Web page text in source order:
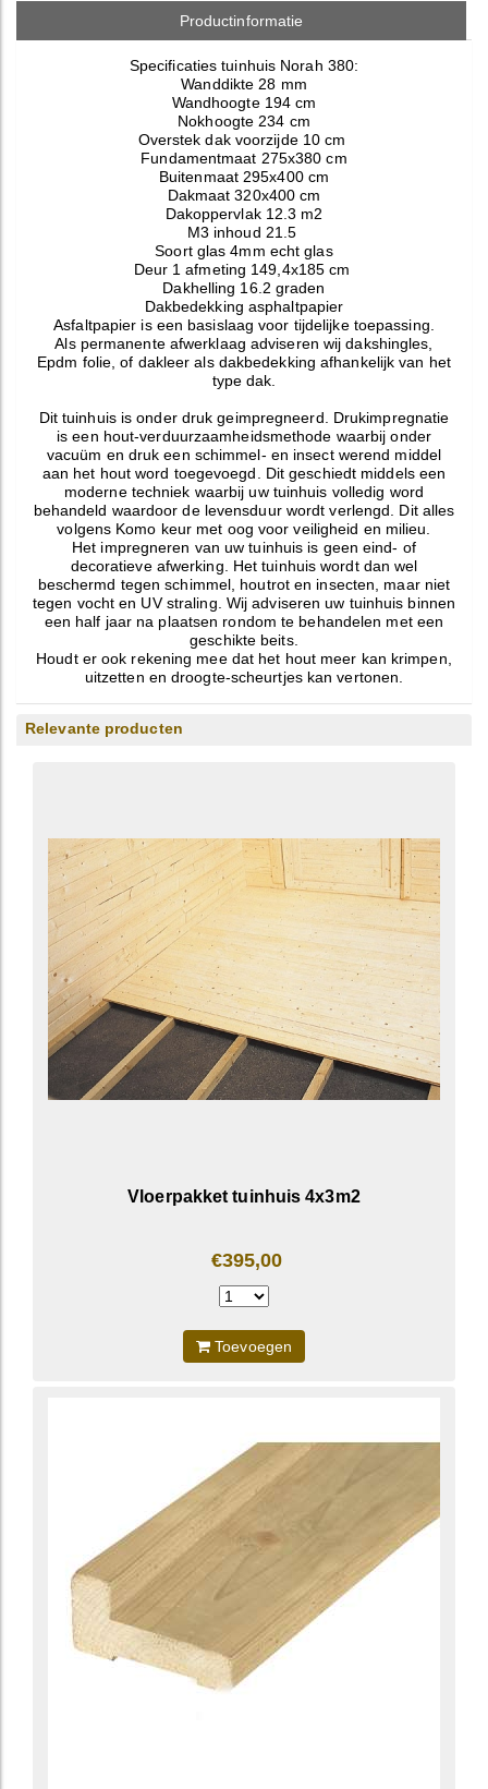
Productinformatie
Specificaties tuinhuis Norah 380:
Wanddikte 28 mm
Wandhoogte 194 cm
Nokhoogte 234 cm
Overstek dak voorzijde 10 cm
Fundamentmaat 275x380 cm
Buitenmaat 295x400 cm
Dakmaat 320x400 cm
Dakoppervlak 12.3 m2
M3 inhoud 21.5
Soort glas 4mm echt glas
Deur 1 afmeting 149,4x185 cm
Dakhelling 16.2 graden
Dakbedekking asphaltpapier
Asfaltpapier is een basislaag voor tijdelijke toepassing.
Als permanente afwerklaag adviseren wij dakshingles,
Epdm folie, of dakleer als dakbedekking afhankelijk van het
type dak.
Dit tuinhuis is onder druk geimpregneerd. Drukimpregnatie
is een hout-verduurzaamheidsmethode waarbij onder
vacuüm en druk een schimmel- en insect werend middel
aan het hout word toegevoegd. Dit geschiedt middels een
moderne techniek waarbij uw tuinhuis volledig word
behandeld waardoor de levensduur wordt verlengd. Dit alles
volgens Komo keur met oog voor veiligheid en milieu.
Het impregneren van uw tuinhuis is geen eind- of
decoratieve afwerking. Het tuinhuis wordt dan wel
beschermd tegen schimmel, houtrot en insecten, maar niet
tegen vocht en UV straling. Wij adviseren uw tuinhuis binnen
een half jaar na plaatsen rondom te behandelen met een
geschikte beits.
Houdt er ook rekening mee dat het hout meer kan krimpen,
uitzetten en droogte-scheurtjes kan vertonen.
Relevante producten
Vloerpakket tuinhuis 4x3m2
€395,00
Toevoegen